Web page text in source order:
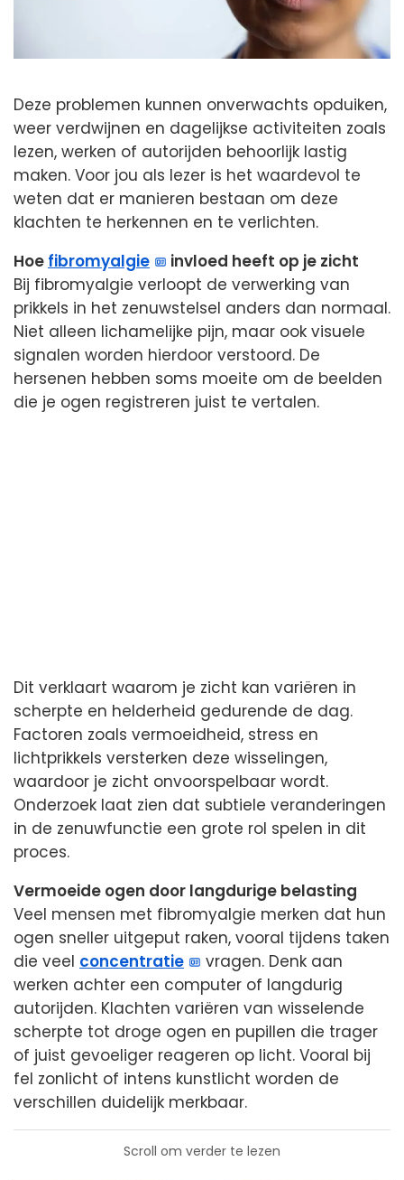
Deze problemen kunnen onverwachts opduiken,
weer verdwijnen en dagelijkse activiteiten zoals
lezen, werken of autorijden behoorlijk lastig
maken. Voor jou als lezer is het waardevol te
weten dat er manieren bestaan om deze
klachten te herkennen en te verlichten.
Hoe fibromyalgie
invloed heeft op je zicht
Bij fibromyalgie verloopt de verwerking van
prikkels in het zenuwstelsel anders dan normaal.
Niet alleen lichamelijke pijn, maar ook visuele
signalen worden hierdoor verstoord. De
hersenen hebben soms moeite om de beelden
die je ogen registreren juist te vertalen.
Dit verklaart waarom je zicht kan variëren in
scherpte en helderheid gedurende de dag.
Factoren zoals vermoeidheid, stress en
lichtprikkels versterken deze wisselingen,
waardoor je zicht onvoorspelbaar wordt.
Onderzoek laat zien dat subtiele veranderingen
in de zenuwfunctie een grote rol spelen in dit
proces.
Vermoeide ogen door langdurige belasting
Veel mensen met fibromyalgie merken dat hun
ogen sneller uitgeput raken, vooral tijdens taken
die veel concentratie
vragen. Denk aan
werken achter een computer of langdurig
autorijden. Klachten variëren van wisselende
scherpte tot droge ogen en pupillen die trager
of juist gevoeliger reageren op licht. Vooral bij
fel zonlicht of intens kunstlicht worden de
verschillen duidelijk merkbaar.
Scroll om verder te lezen